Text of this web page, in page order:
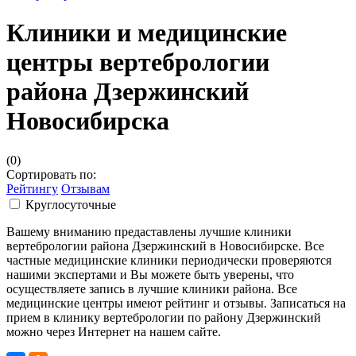
Клиники и медицинские
центры вертебрологии
района Дзержинский
Новосибирска
(0)
Сортировать по:
Рейтингу Отзывам
Круглосуточные
Вашему вниманию предаставлены лучшие клиники
вертебрологии района Дзержинский в Новосибирске. Все
частные медицинские клиники периодически проверяются
нашими экспертами и Вы можете быть уверены, что
осуществляете запись в лучшие клиники района. Все
медицинские центры имеют рейтинг и отзывы. Записаться на
прием в клинику вертебрологии по району Дзержинский
можно через Интернет на нашем сайте.